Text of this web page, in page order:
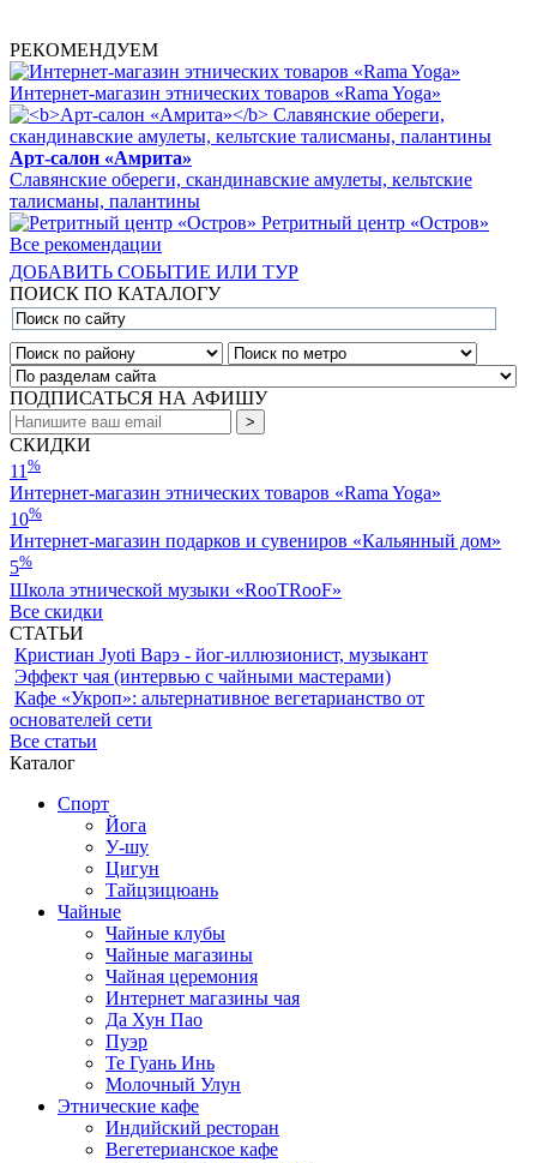
РЕКОМЕНДУЕМ
Интернет-магазин этнических товаров «Rama Yoga»
Арт-салон «Амрита»
Славянские обереги, скандинавские амулеты, кельтские
талисманы, палантины
Ретритный центр «Остров»
Все рекомендации
ДОБАВИТЬ СОБЫТИЕ ИЛИ ТУР
ПОИСК ПО КАТАЛОГУ
ПОДПИСАТЬСЯ НА АФИШУ
СКИДКИ
11 %
Интернет-магазин этнических товаров «Rama Yoga»
10%
Интернет-магазин подарков и сувениров «Кальянный дом»
5%
Школа этнической музыки «RooTRooF»
Все скидки
СТАТЬИ
Кристиан Jyoti Варэ - йог-иллюзионист, музыкант
Эффект чая (интервью с чайными мастерами)
Кафе «Укроп»: альтернативное вегетарианство от
основателей сети
Все статьи
Каталог
Спорт
Йога
У-шу
Цигун
Тайцзицюань
Чайные
Чайные клубы
Чайные магазины
Чайная церемония
Интернет магазины чая
Да Хун Пао
Пуэр
Те Гуань Инь
Молочный Улун
Этнические кафе
Индийский ресторан
Вегетерианское кафе